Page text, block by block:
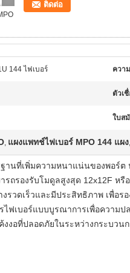
ติดต่อ
144 ไฟเบอร์ ควา
ตัวเ
ใบส
, แผงแพทช์ไฟเบอร์ MPO 144 แผง,
านที่เพิ่มความหนาแน่นของพอร์ต
ถรองรับโมดูลสูงสุด 12x12F หรื
รวดเร็วและมีประสิทธิภาพ เพื่อร
ฟเบอร์แบบบูรณาการเพื่อความ
งอที่ปลอดภัยในระหว่างกระบวน